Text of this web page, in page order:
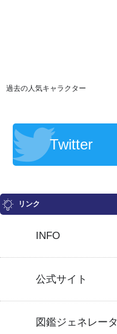
過去の人気キャラクター
Twitter
リンク
INFO
公式サイト
図鑑ジェネレータ